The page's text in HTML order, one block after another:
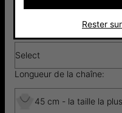
1 plaque
Choisissez la 1ère gravure:
Select
Longueur de la chaîne:
45 cm - la taille la
Rester